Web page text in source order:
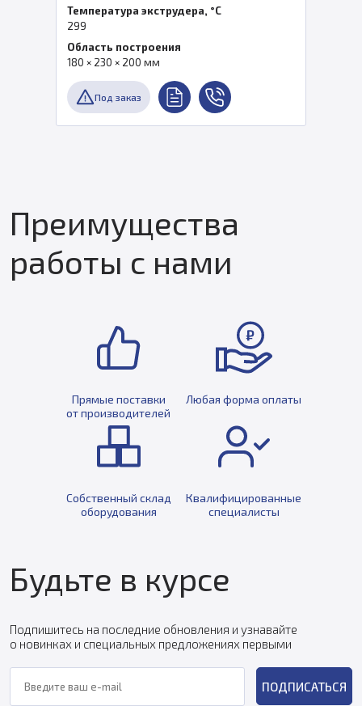
Температура экструдера, °C
299
Область построения
180 × 230 × 200 мм
Под заказ
Преимущества
работы с нами
Прямые поставки
от производителей
Любая форма оплаты
Собственный склад
оборудования
Квалифицированные
специалисты
Будьте в курсе
Подпишитесь на последние обновления и узнавайте
о новинках и специальных предложениях первыми
ПОДПИСАТЬСЯ